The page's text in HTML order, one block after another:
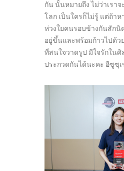
กัน นั้นหมายถึง ไม่ว่าเรา
โลก เป็นใครก็ไม่รู้ แต่ถ้าห
ห่วงใยคนรอบข้างกันสักนิ
อยู่ขึ้นและพร้อมก้าวไปด้ว
ที่สนใจวาดรูป มีใจรักในศิ
ประกวดกันได้นะคะ อีซูซุเ